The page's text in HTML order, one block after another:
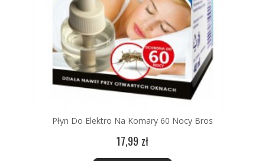
Płyn Do Elektro Na Komary 60 Nocy Bros
17,99 zł